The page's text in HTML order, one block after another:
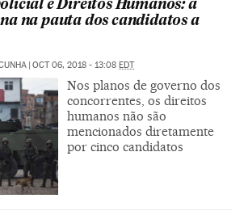
e Direitos Humanos: a
na pauta dos candidatos a
| OCT 06, 2018 - 13:08 EDT
Nos planos de governo dos
concorrentes, os direitos
humanos não são
mencionados diretamente
por cinco candidatos